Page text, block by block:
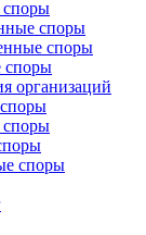
споры
споры
споры
споры
организаций
споры
споры